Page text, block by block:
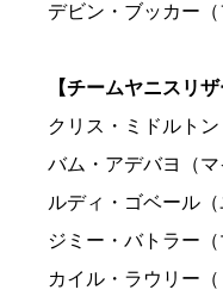
デビン・ブッカー（
【チームヤニスリザ
クリス・ミドルト
バム・アデバヨ（マ
ルディ・ゴベール（
ジミー・バトラー（
カイル・ラウリー